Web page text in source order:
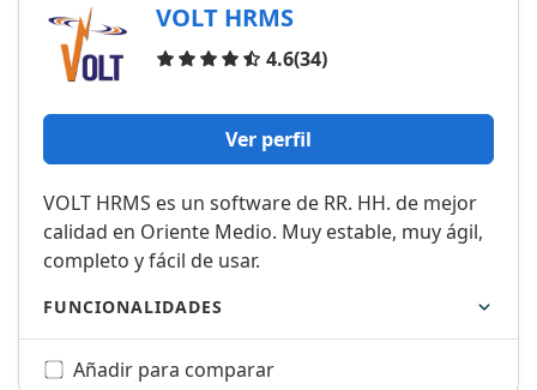
VOLT HRMS
4.6(34)
Opiniones
Ver perfil
VOLT HRMS es un software de RR. HH. de mejor
calidad en Oriente Medio. Muy estable, muy ágil,
completo y fácil de usar.
FUNCIONALIDADES
Añadir para comparar